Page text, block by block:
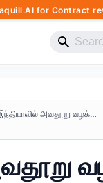
for Contract
இந்தியாவில் அவதூறு வழக்கு தாக்...